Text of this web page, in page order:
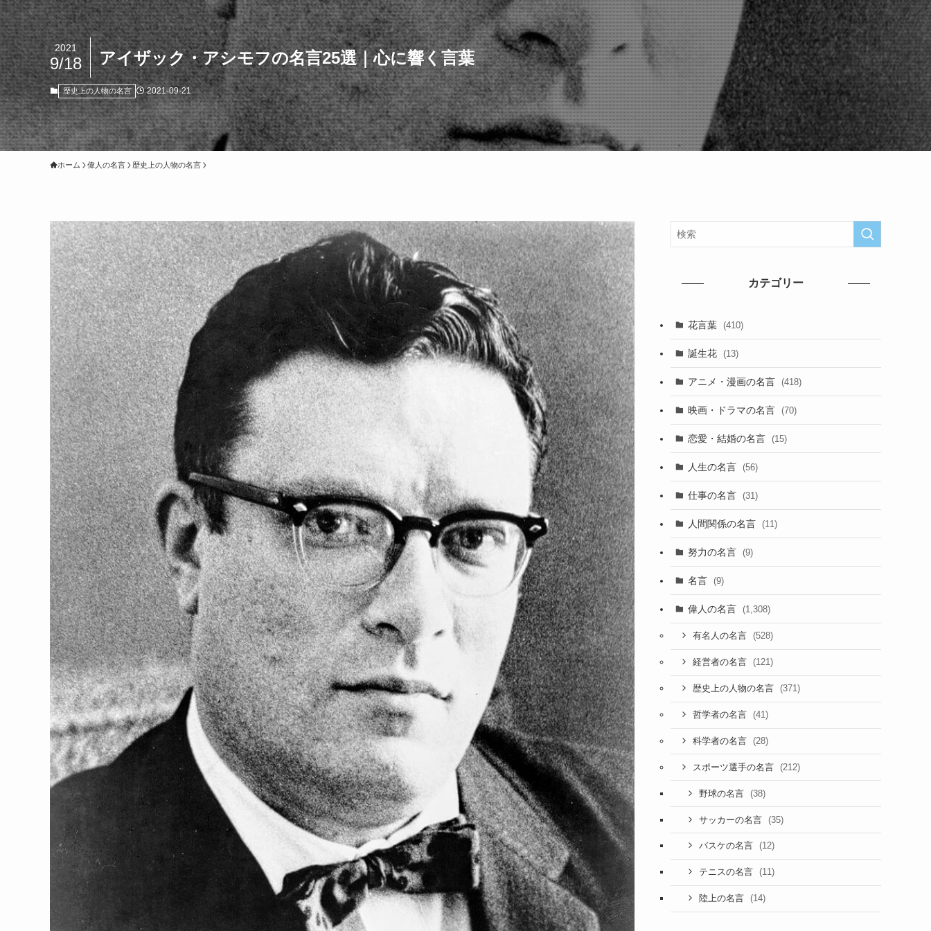
アイザック・アシモフの名言25選｜心に響く言葉
2021
9/18
歴史上の人物の名言 2021-09-21
ホーム 偉人の名言 歴史上の人物の名言
カテゴリー
花言葉 (410)
誕生花 (13)
アニメ・漫画の名言 (418)
映画・ドラマの名言 (70)
恋愛・結婚の名言 (15)
人生の名言 (56)
仕事の名言 (31)
人間関係の名言 (11)
努力の名言 (9)
名言 (9)
偉人の名言 (1,308)
有名人の名言 (528)
経営者の名言 (121)
歴史上の人物の名言 (371)
哲学者の名言 (41)
科学者の名言 (28)
スポーツ選手の名言 (212)
野球の名言 (38)
サッカーの名言 (35)
バスケの名言 (12)
テニスの名言 (11)
陸上の名言 (14)